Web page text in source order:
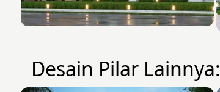
Desain Pilar Lainnya: